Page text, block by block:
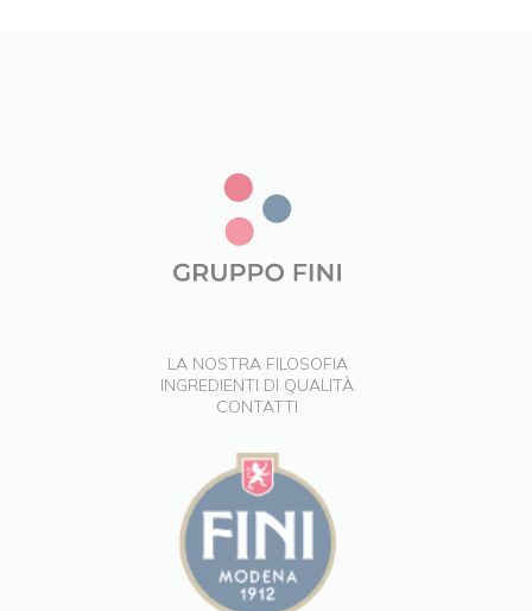
LA NOSTRA FILOSOFIA
INGREDIENTI DI QUALITÀ
CONTATTI